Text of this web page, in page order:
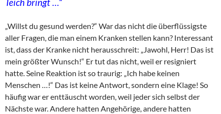
Teich bringt …“
„Willst du gesund werden?“ War das nicht die überflüssigste
aller Fragen, die man einem Kranken stellen kann? Interessant
ist, dass der Kranke nicht herausschreit: „Jawohl, Herr! Das ist
mein größter Wunsch!“ Er tut das nicht, weil er resigniert
hatte. Seine Reaktion ist so traurig: „Ich habe keinen
Menschen …!“ Das ist keine Antwort, sondern eine Klage! So
häufig war er enttäuscht worden, weil jeder sich selbst der
Nächste war. Andere hatten Angehörige, andere hatten